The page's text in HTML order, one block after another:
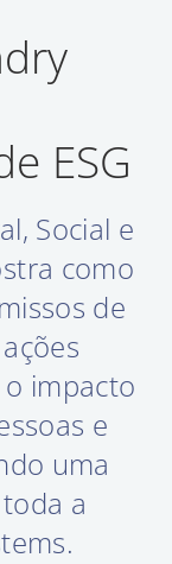
ESG
Social e
como
de
impacto
e
uma
a